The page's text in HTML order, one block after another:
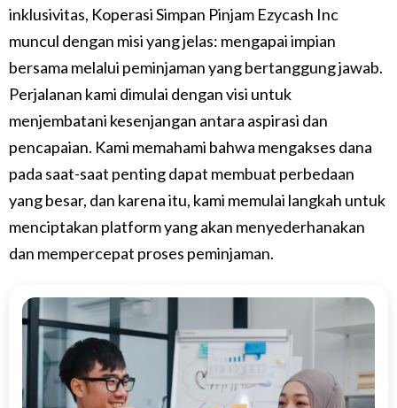
inklusivitas, Koperasi Simpan Pinjam Ezycash Inc
muncul dengan misi yang jelas: mengapai impian
bersama melalui peminjaman yang bertanggung jawab.
Perjalanan kami dimulai dengan visi untuk
menjembatani kesenjangan antara aspirasi dan
pencapaian. Kami memahami bahwa mengakses dana
pada saat-saat penting dapat membuat perbedaan
yang besar, dan karena itu, kami memulai langkah untuk
menciptakan platform yang akan menyederhanakan
dan mempercepat proses peminjaman.